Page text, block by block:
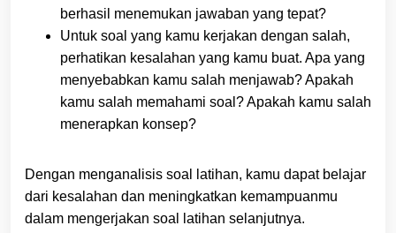
berhasil menemukan jawaban yang tepat?
Untuk soal yang kamu kerjakan dengan salah,
perhatikan kesalahan yang kamu buat. Apa yang
menyebabkan kamu salah menjawab? Apakah
kamu salah memahami soal? Apakah kamu salah
menerapkan konsep?
Dengan menganalisis soal latihan, kamu dapat belajar
dari kesalahan dan meningkatkan kemampuanmu
dalam mengerjakan soal latihan selanjutnya.